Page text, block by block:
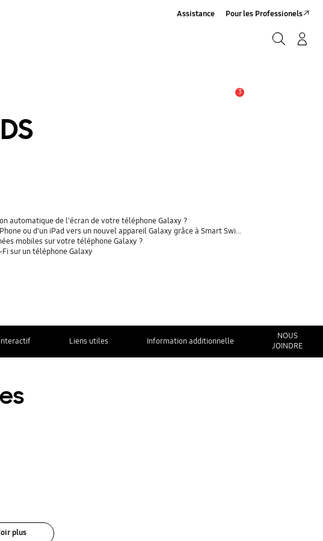
Assistance Pour les Professionels
3
automatique de l'écran de votre téléphone Galaxy ?
ou d'un iPad vers un nouvel appareil Galaxy grâce à Smart Switch ?
mobiles sur votre téléphone Galaxy ?
sur un téléphone Galaxy
Liens utiles Information additionnelle
NOUS
JOINDRE
plus